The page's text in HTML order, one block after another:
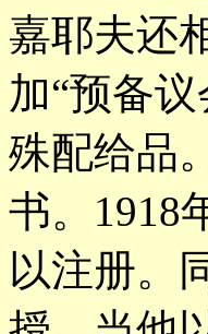
嘉耶夫还
加“预备
殊配给品
书。1918
以注册。